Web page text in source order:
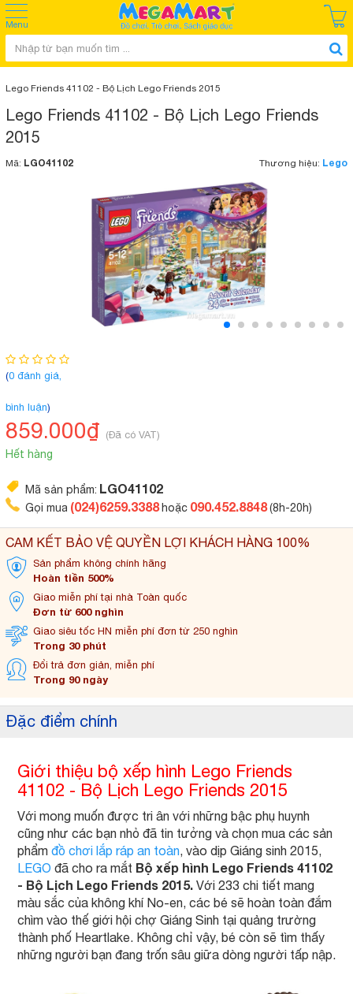
Menu
Lego Friends 41102 - Bộ Lịch Lego Friends 2015
Lego Friends 41102 - Bộ Lịch Lego Friends
2015
Mã: LGO41102 Thương hiệu: Lego
Đặc điểm chính
(0 đánh giá,
bình luận)
859.000₫ (Đã có VAT)
Hết hàng
CAM KẾT BẢO VỆ QUYỀN LỢI KHÁCH HÀNG 100%
Sản phẩm không chính hãng
Hoàn tiền 500%
Giao miễn phí tại nhà Toàn quốc
Đơn từ 600 nghìn
Giao siêu tốc HN miễn phí đơn từ 250 nghìn
Trong 30 phút
Đổi trả đơn giản, miễn phí
Trong 90 ngày
Mã sản phẩm: LGO41102
Gọi mua (024)6259.3388 hoặc 090.452.8848(8h-20h)
Giới thiệu bộ xếp hình Lego Friends
41102 - Bộ Lịch Lego Friends 2015
Với mong muốn được tri ân với những bậc phụ huynh
cũng như các bạn nhỏ đã tin tưởng và chọn mua các sản
phẩm đồ chơi lắp ráp an toàn, vào dịp Giáng sinh 2015,
LEGO đã cho ra mắt Bộ xếp hình Lego Friends 41102
- Bộ Lịch Lego Friends 2015. Với 233 chi tiết mang
màu sắc của không khí No-en, các bé sẽ hoàn toàn đắm
chìm vào thế giới hội chợ Giáng Sinh tại quảng trường
thành phố Heartlake. Không chỉ vậy, bé còn sẽ tìm thấy
những người bạn đang trốn sâu giữa dòng người tấp nập.